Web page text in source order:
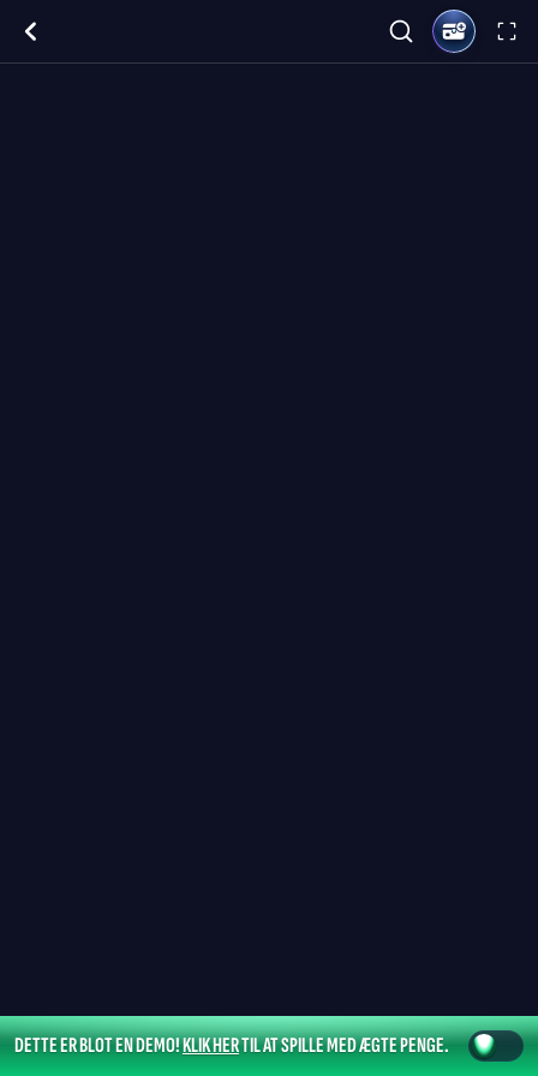
DETTE ER BLOT EN DEMO!KLIK HERTIL AT SPILLE MED ÆGTE PENGE.